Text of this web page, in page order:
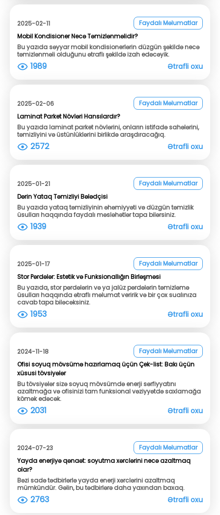
2025-02-11
Faydalı Məlumatlar
Mobil Kondisioner Necə Təmizlənməlidir?
Bu yazıda səyyar mobil kondisionerlərin düzgün şəkildə necə
təmizlənməli olduğunu ətraflı şəkildə izah edəcəyik.
1989 Ətrafli oxu
2025-02-06
Faydalı Məlumatlar
Laminat Parket Növləri Hansılardır?
Bu yazıda laminat parket növlərini, onların istifadə sahələrini,
təmizliyini və üstünlüklərini birlikdə araşdıracağıq.
2572 Ətrafli oxu
2025-01-21
Faydalı Məlumatlar
Dərin Yataq Təmizliyi Bələdçisi
Bu yazıda yataq təmizliyinin əhəmiyyəti və düzgün təmizlik
üsulları haqqında faydalı məsləhətlər tapa bilərsiniz.
1939 Ətrafli oxu
2025-01-17
Faydalı Məlumatlar
Stor Pərdələr: Estetik və Funksionallığın Birləşməsi
Bu yazıda, stor pərdələrin və ya jalüz pərdələrin təmizləmə
üsulları haqqında ətraflı məlumat veririk və bir çox sualınıza
cavab tapa biləcəksiniz.
1953 Ətrafli oxu
2024-11-18
Faydalı Məlumatlar
Ofisi soyuq mövsümə hazırlamaq üçün Çek-list: Bakı üçün
xüsusi tövsiyələr
Bu tövsiyələr sizə soyuq mövsümdə enerji sərfiyyatını
azaltmağa və ofisinizi tam funksional vəziyyətdə saxlamağa
kömək edəcək.
2031 Ətrafli oxu
2024-07-23
Faydalı Məlumatlar
Yayda enerjiyə qənaət: soyutma xərclərini necə azaltmaq
olar?
Bəzi sadə tədbirlərlə yayda enerji xərclərini azaltmaq
mümkündür. Gəlin, bu tədbirlərə daha yaxından baxaq.
2763 Ətrafli oxu